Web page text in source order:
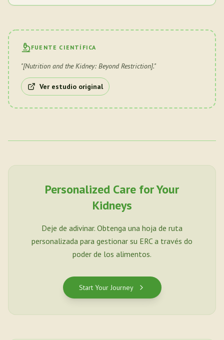
FUENTE CIENTÍFICA
"[Nutrition and the Kidney: Beyond Restriction]."
Ver estudio original
Personalized Care for Your
Kidneys
Deje de adivinar. Obtenga una hoja de ruta
personalizada para gestionar su ERC a través do
poder de los alimentos.
Start Your Journey